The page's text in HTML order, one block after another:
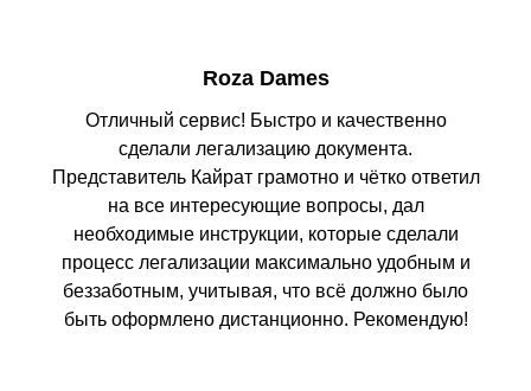
Roza Dames
Отличный сервис! Быстро и качественно
сделали легализацию документа.
Представитель Кайрат грамотно и чётко ответил
на все интересующие вопросы, дал
необходимые инструкции, которые сделали
процесс легализации максимально удобным и
беззаботным, учитывая, что всё должно было
быть оформлено дистанционно. Рекомендую!